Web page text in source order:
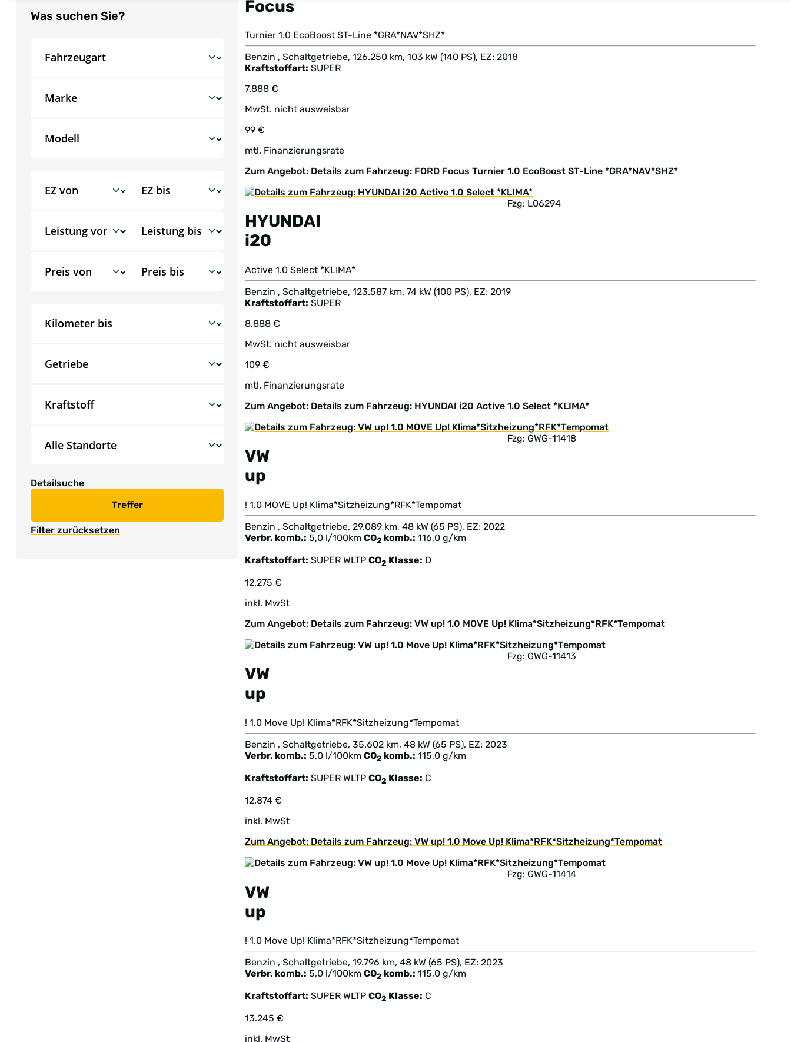
Was suchen Sie?
Detailsuche
Treffer
Filter zurücksetzen
Focus
Turnier 1.0 EcoBoost ST-Line *GRA*NAV*SHZ*
Benzin , Schaltgetriebe, 126.250 km, 103 kW (140 PS), EZ: 2018
Kraftstoffart: SUPER
7.888 €
MwSt. nicht ausweisbar
99 €
mtl. Finanzierungsrate
Zum Angebot: Details zum Fahrzeug: FORD Focus Turnier 1.0 EcoBoost ST-Line *GRA*NAV*SHZ*
HYUNDAI
i20
Fzg: L06294
Active 1.0 Select *KLIMA*
Benzin , Schaltgetriebe, 123.587 km, 74 kW (100 PS), EZ: 2019
Kraftstoffart: SUPER
8.888 €
MwSt. nicht ausweisbar
109 €
mtl. Finanzierungsrate
Zum Angebot: Details zum Fahrzeug: HYUNDAI i20 Active 1.0 Select *KLIMA*
VW
up
Fzg: GWG-11418
! 1.0 MOVE Up! Klima*Sitzheizung*RFK*Tempomat
Benzin , Schaltgetriebe, 29.089 km, 48 kW (65 PS), EZ: 2022
Verbr. komb.: 5,0 l/100km CO2 komb.: 116,0 g/km
Kraftstoffart: SUPER WLTPCO2 Klasse: D
12.275 €
inkl. MwSt
Zum Angebot: Details zum Fahrzeug: VW up! 1.0 MOVE Up! Klima*Sitzheizung*RFK*Tempomat
VW
up
Fzg: GWG-11413
! 1.0 Move Up! Klima*RFK*Sitzheizung*Tempomat
Benzin , Schaltgetriebe, 35.602 km, 48 kW (65 PS), EZ: 2023
Verbr. komb.: 5,0 l/100km CO2 komb.: 115,0 g/km
Kraftstoffart: SUPER WLTPCO2 Klasse: C
12.874 €
inkl. MwSt
Zum Angebot: Details zum Fahrzeug: VW up! 1.0 Move Up! Klima*RFK*Sitzheizung*Tempomat
VW
up
Fzg: GWG-11414
! 1.0 Move Up! Klima*RFK*Sitzheizung*Tempomat
Benzin , Schaltgetriebe, 19.796 km, 48 kW (65 PS), EZ: 2023
Verbr. komb.: 5,0 l/100km CO2 komb.: 115,0 g/km
Kraftstoffart: SUPER WLTPCO2 Klasse: C
13.245 €
inkl. MwSt